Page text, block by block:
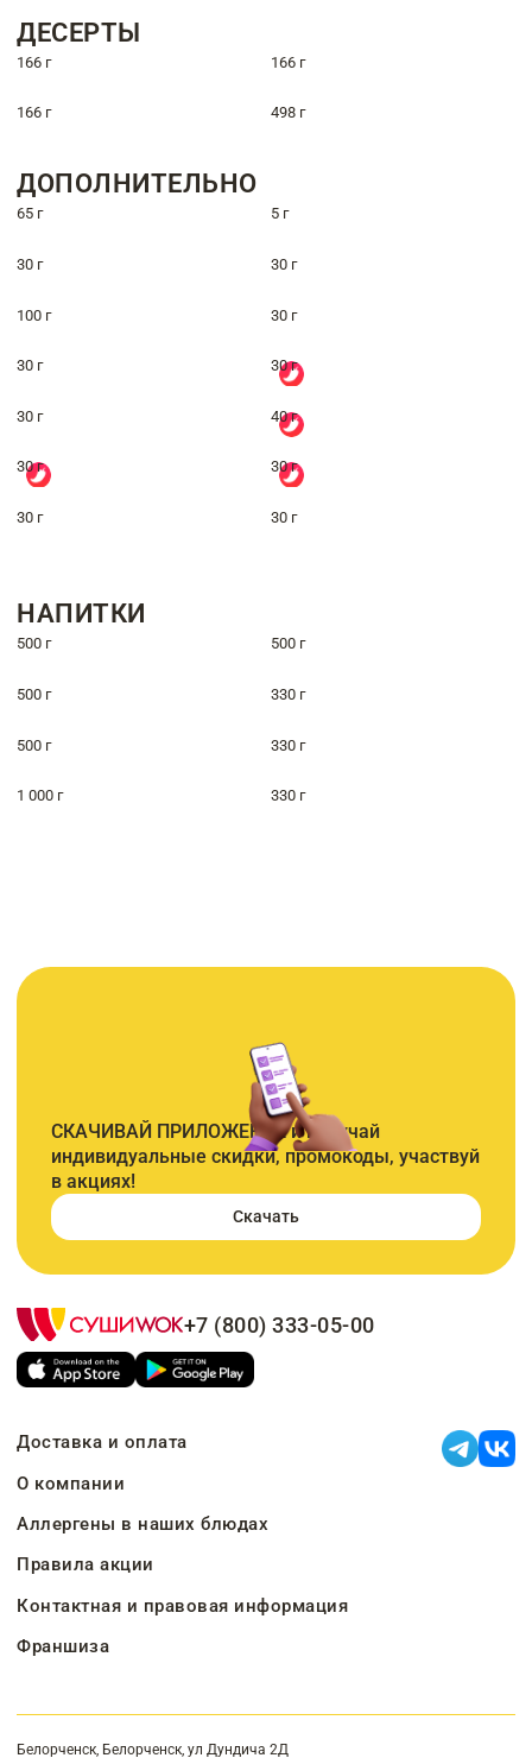
ДЕСЕРТЫ
166 г 166 г
166 г 498 г
ДОПОЛНИТЕЛЬНО
65 г 5 г
30 г 30 г
100 г 30 г
30 г 30 г
30 г 40 г
30 г 30 г
30 г 30 г
НАПИТКИ
500 г 500 г
500 г 330 г
500 г 330 г
1 000 г 330 г
СКАЧИВАЙ ПРИЛОЖЕНИЕ и получай
индивидуальные скидки, промокоды, участвуй
в акциях!
Скачать
+7 (800) 333-05-00
Доставка и оплата
О компании
Аллергены в наших блюдах
Правила акции
Контактная и правовая информация
Франшиза
Белорченск, Белорченск, ул Дундича 2Д